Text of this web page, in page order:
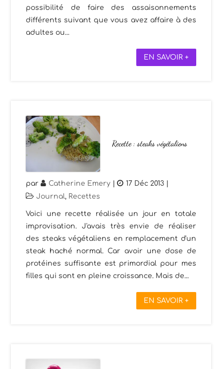
possibilité de faire des assaisonnements
différents suivant que vous avez affaire à des
adultes ou...
EN SAVOIR +
Recette : steaks végétaliens
par Catherine Emery | 17 Déc 2013 |
Journal, Recettes
Voici une recette réalisée un jour en totale
improvisation. J'avais très envie de réaliser
des steaks végétaliens en remplacement d'un
steak haché normal. Car avoir une dose de
protéines suffisante est primordial pour mes
filles qui sont en pleine croissance. Mais de...
EN SAVOIR +